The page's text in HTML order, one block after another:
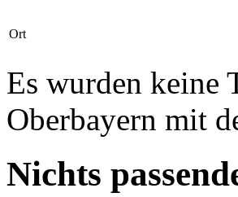
Ort
Es wurden keine
Oberbayern mit
Nichts